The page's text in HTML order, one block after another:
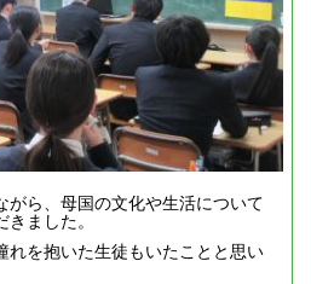
がら、母国の文化や生活について
ました。
れを抱いた生徒もいたことと思い